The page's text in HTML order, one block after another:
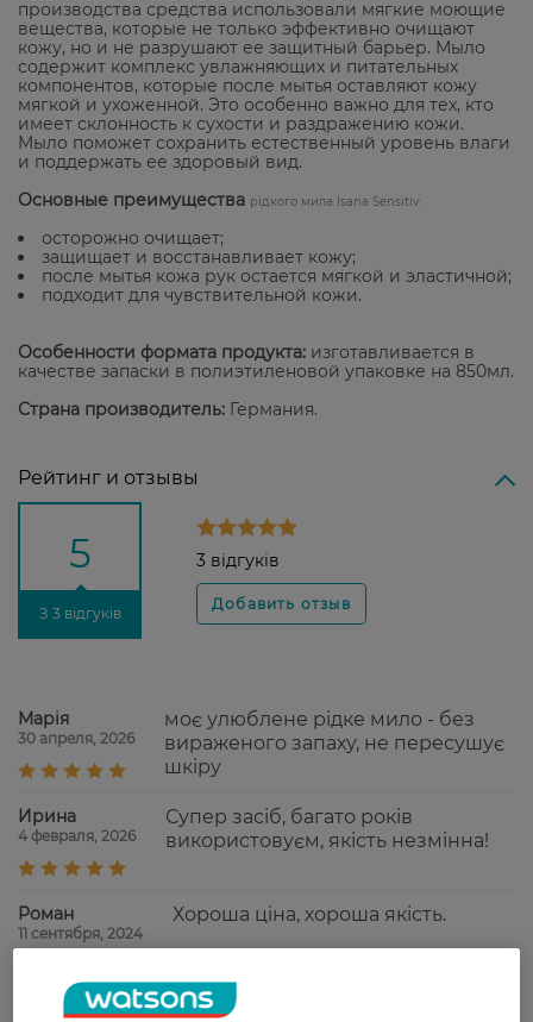
производства средства использовали мягкие моющие
вещества, которые не только эффективно очищают
кожу, но и не разрушают ее защитный барьер. Мыло
содержит комплекс увлажняющих и питательных
компонентов, которые после мытья оставляют кожу
мягкой и ухоженной. Это особенно важно для тех, кто
имеет склонность к сухости и раздражению кожи.
Мыло поможет сохранить естественный уровень влаги
и поддержать ее здоровый вид.
Основные преимущества рідкого мила Isana Sensitiv:
осторожно очищает;
защищает и восстанавливает кожу;
после мытья кожа рук остается мягкой и эластичной;
подходит для чувствительной кожи.
Особенности формата продукта: изготавливается в
качестве запаски в полиэтиленовой упаковке на 850мл.
Страна производитель: Германия.
Рейтинг и отзывы
5
З 3 відгуків
3 відгуків
Марія
30 апреля, 2026
моє улюблене рідке мило - без
вираженого запаху, не пересушує
шкіру
Ирина
4 февраля, 2026
Супер засіб, багато років
використовуєм, якість незмінна!
Роман
11 сентября, 2024
Хороша ціна, хороша якість.